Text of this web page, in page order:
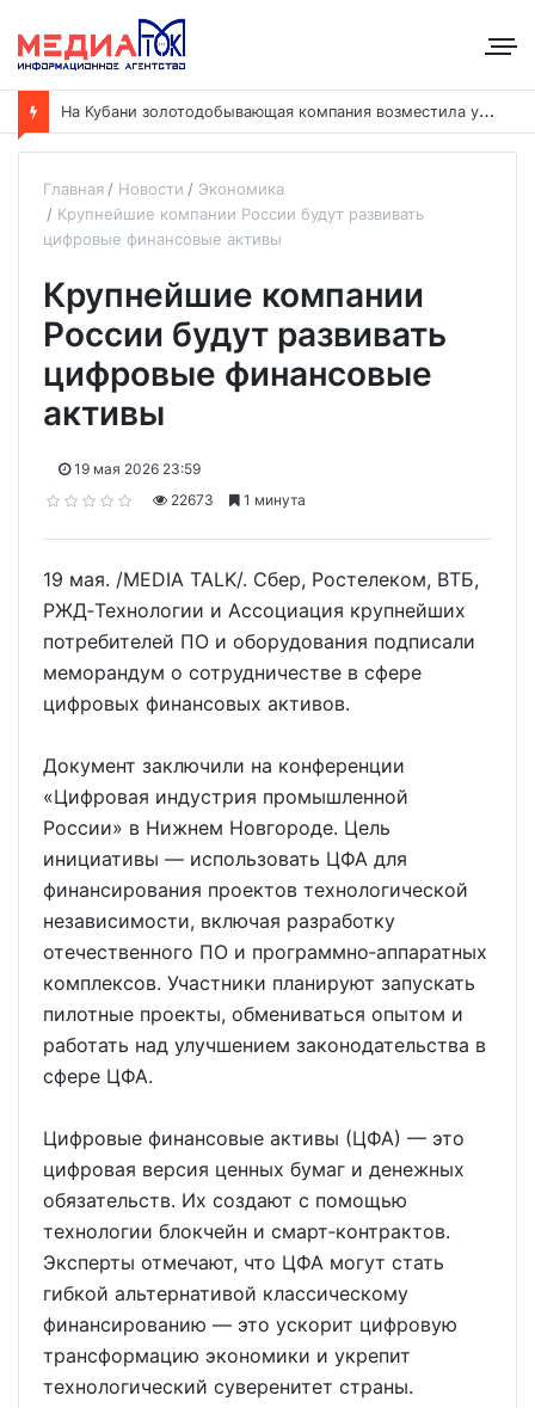
Н
а Кубани золотодобывающая компания возместила ущерб рекам на сумму почти 28 млн рублей
Главная Новости
Экономика
Крупнейшие компании России будут развивать
цифровые финансовые активы
Крупнейшие компании
России будут развивать
цифровые финансовые
активы
19 мая 2026 23:59
22673
1 минута
19 мая. /MEDIA TALK/. Сбер, Ростелеком, ВТБ,
РЖД‑Технологии и Ассоциация крупнейших
потребителей ПО и оборудования подписали
меморандум о сотрудничестве в сфере
цифровых финансовых активов.
Документ заключили на конференции
«Цифровая индустрия промышленной
России» в Нижнем Новгороде. Цель
инициативы — использовать ЦФА для
финансирования проектов технологической
независимости, включая разработку
отечественного ПО и программно‑аппаратных
комплексов. Участники планируют запускать
пилотные проекты, обмениваться опытом и
работать над улучшением законодательства в
сфере ЦФА.
Цифровые финансовые активы (ЦФА) — это
цифровая версия ценных бумаг и денежных
обязательств. Их создают с помощью
технологии блокчейн и смарт‑контрактов.
Эксперты отмечают, что ЦФА могут стать
гибкой альтернативой классическому
финансированию — это ускорит цифровую
трансформацию экономики и укрепит
технологический суверенитет страны.